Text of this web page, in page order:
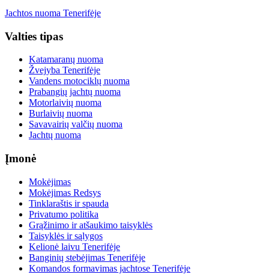
Jachtos nuoma Tenerifėje
Valties tipas
Katamaranų nuoma
Žvejyba Tenerifėje
Vandens motociklų nuoma
Prabangių jachtų nuoma
Motorlaivių nuoma
Burlaivių nuoma
Savavairių valčių nuoma
Jachtų nuoma
Įmonė
Mokėjimas
Mokėjimas Redsys
Tinklaraštis ir spauda
Privatumo politika
Grąžinimo ir atšaukimo taisyklės
Taisyklės ir sąlygos
Kelionė laivu Tenerifėje
Banginių stebėjimas Tenerifėje
Komandos formavimas jachtose Tenerifėje